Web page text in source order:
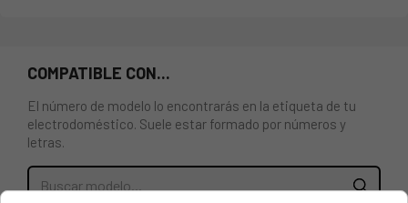
COMPATIBLE CON...
El número de modelo lo encontrarás en la etiqueta de tu
electrodoméstico. Suele estar formado por números y
letras.